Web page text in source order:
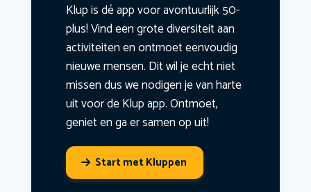
Klup is dé app voor avontuurlijk 50-
plus! Vind een grote diversiteit aan
activiteiten en ontmoet eenvoudig
nieuwe mensen. Dit wil je echt niet
missen dus we nodigen je van harte
uit voor de Klup app. Ontmoet,
geniet en ga er samen op uit!
Start met Kluppen